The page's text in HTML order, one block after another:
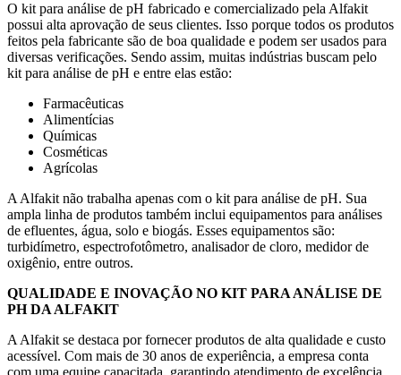
O kit para análise de pH fabricado e comercializado pela Alfakit
possui alta aprovação de seus clientes. Isso porque todos os produtos
feitos pela fabricante são de boa qualidade e podem ser usados para
diversas verificações. Sendo assim, muitas indústrias buscam pelo
kit para análise de pH e entre elas estão:
Farmacêuticas
Alimentícias
Químicas
Cosméticas
Agrícolas
A Alfakit não trabalha apenas com o kit para análise de pH. Sua
ampla linha de produtos também inclui equipamentos para análises
de efluentes, água, solo e biogás. Esses equipamentos são:
turbidímetro, espectrofotômetro, analisador de cloro, medidor de
oxigênio, entre outros.
QUALIDADE E INOVAÇÃO NO KIT PARA ANÁLISE DE
PH DA ALFAKIT
A Alfakit se destaca por fornecer produtos de alta qualidade e custo
acessível. Com mais de 30 anos de experiência, a empresa conta
com uma equipe capacitada, garantindo atendimento de excelência